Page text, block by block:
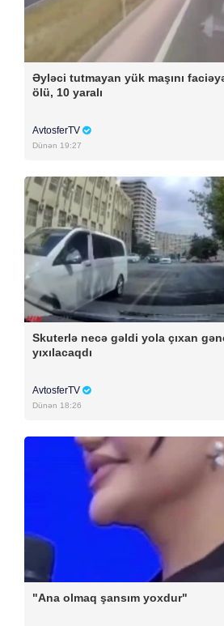
Əyləci tutmayan yük maşını
ölü, 10 yaralı
AvtosferTV
Dünən 19:27
Skuterlə necə gəldi yola çıxan
yıxılacaqdı
AvtosferTV
Dünən 18:26
"Ana olmaq şansım yoxdur"